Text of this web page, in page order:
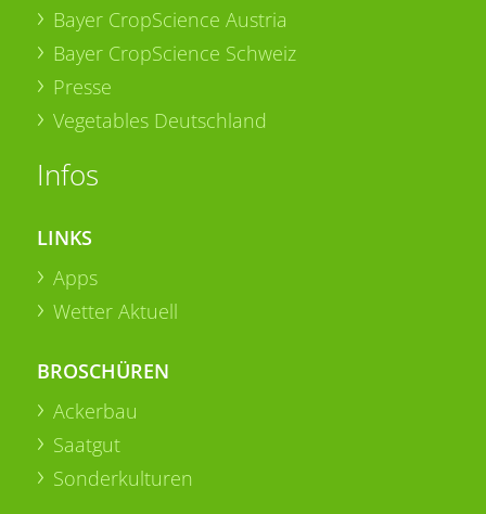
Bayer CropScience Austria
Bayer CropScience Schweiz
Presse
Vegetables Deutschland
Infos
LINKS
Apps
Wetter Aktuell
BROSCHÜREN
Ackerbau
Saatgut
Sonderkulturen